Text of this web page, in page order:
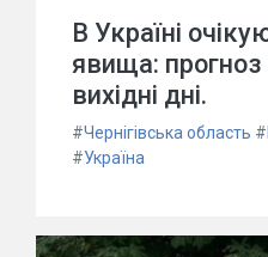
В Україні
явища: прогноз
вихідні дні.
#Чернігівська область #
#Україна